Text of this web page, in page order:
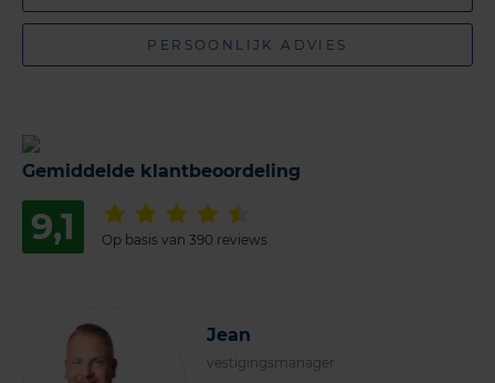
PERSOONLIJK ADVIES
Gemiddelde klantbeoordeling
9,1 Op basis van 390 reviews
Jean
vestigingsmanager